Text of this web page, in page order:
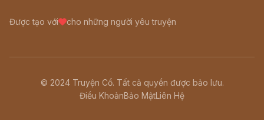
Được tạo với cho những người yêu truyện
© 2024 Truyện Cổ. Tất cả quyền được bảo lưu.
Điều KhoảnBảo MậtLiên Hệ